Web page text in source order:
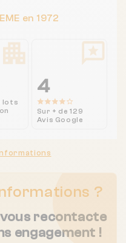
en 1972
lots
4
Sur + de 129
Avis Google
?
recontacte
engagement !